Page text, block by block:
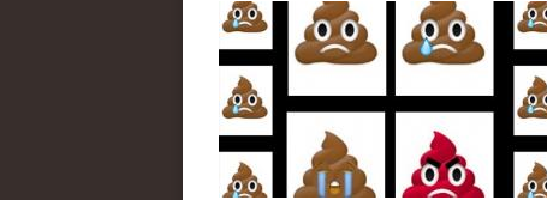
wechatimg1053.jpeg